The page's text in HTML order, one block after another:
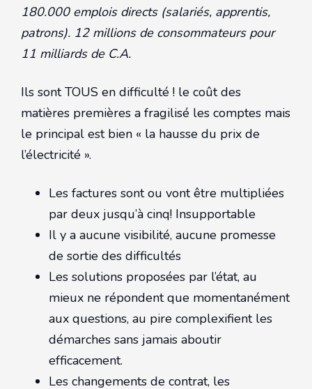
180.000 emplois directs (salariés, apprentis,
patrons). 12 millions de consommateurs pour
11 milliards de C.A.
Ils sont TOUS en difficulté ! le coût des
matières premières a fragilisé les comptes mais
le principal est bien « la hausse du prix de
l’électricité ».
Les factures sont ou vont être multipliées
par deux jusqu’à cinq! Insupportable
Il y a aucune visibilité, aucune promesse
de sortie des difficultés
Les solutions proposées par l’état, au
mieux ne répondent que momentanément
aux questions, au pire complexifient les
démarches sans jamais aboutir
efficacement.
Les changements de contrat, les